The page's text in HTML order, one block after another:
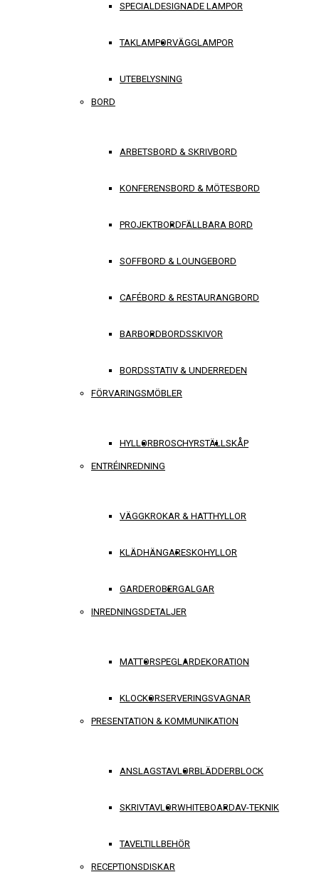
SPECIALDESIGNADE LAMPOR
TAKLAMPORVÄGGLAMPOR
UTEBELYSNING
BORD
ARBETSBORD & SKRIVBORD
KONFERENSBORD & MÖTESBORD
PROJEKTBORDFÄLLBARA BORD
SOFFBORD & LOUNGEBORD
CAFÉBORD & RESTAURANGBORD
BARBORDBORDSSKIVOR
BORDSSTATIV & UNDERREDEN
FÖRVARINGSMÖBLER
HYLLORBROSCHYRSTÄLLSKÅP
ENTRÉINREDNING
VÄGGKROKAR & HATTHYLLOR
KLÄDHÄNGARESKOHYLLOR
GARDEROBERGALGAR
INREDNINGSDETALJER
MATTORSPEGLARDEKORATION
KLOCKORSERVERINGSVAGNAR
PRESENTATION & KOMMUNIKATION
ANSLAGSTAVLORBLÄDDERBLOCK
SKRIVTAVLORWHITEBOARDAV-TEKNIK
TAVELTILLBEHÖR
RECEPTIONSDISKAR